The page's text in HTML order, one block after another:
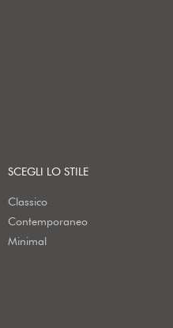
SCEGLI LO STILE
Classico
Contemporaneo
Minimal